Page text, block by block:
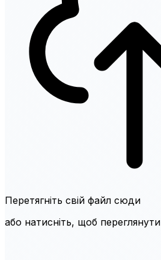
Перетягніть свій файл сюди
або натисніть, щоб переглянути